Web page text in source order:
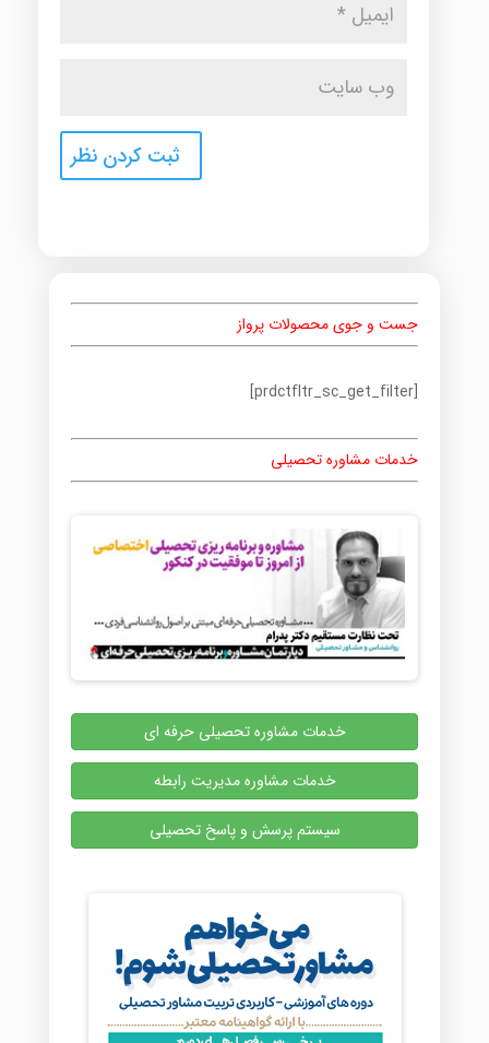
جست و جوی محصولات پرواز
[prdctfltr_sc_get_filter]
خدمات مشاوره تحصیلی
خدمات مشاوره تحصیلی حرفه ای
خدمات مشاوره مدیریت رابطه
سیستم پرسش و پاسخ تحصیلی